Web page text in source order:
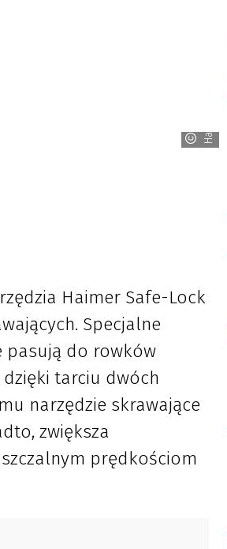
Haimer
Haimer Safe-Lock
Specjalne
pasują do rowków
tarciu dwóch
narzędzie skrawające
zwiększa
prędkościom